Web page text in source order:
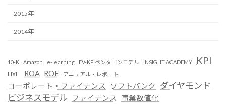
2015年
2014年
10-K Amazon e-learning EV-KPIペンタゴンモデル INSIGHT ACADEMY KPI
LIXIL ROA ROE アニュアル・レポート
コーポレート・ファイナンス ソフトバンク
ダイヤモンド
ビジネスモデル
ファイナンス
事業数値化